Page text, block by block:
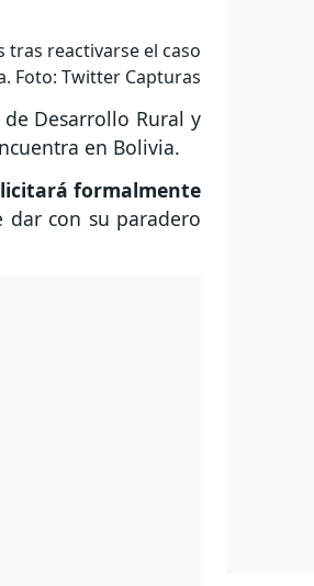
reactivarse el caso
Foto: Twitter Capturas
Desarrollo Rural y
en Bolivia.
formalmente
con su paradero